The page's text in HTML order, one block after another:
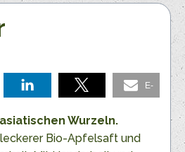
teilen teilen
E-
Wurzeln.
leckerer Bio-Apfelsaft und